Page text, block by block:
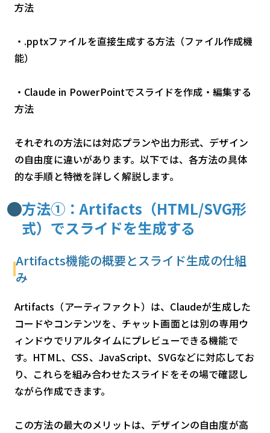
方法
・.pptxファイルを直接生成する方法（ファイル作成機
能）
・Claude in PowerPointでスライドを作成・編集する
方法
それぞれの方法には対応プランや出力形式、デザイン
の自由度に違いがあります。以下では、各方法の具体
的な手順と特徴を詳しく解説します。
方法①：Artifacts（HTML/SVG形
式）でスライドを生成する
Artifacts機能の概要とスライド生成の仕組
み
Artifacts（アーティファクト）は、Claudeが生成した
コードやコンテンツを、チャット画面とは別の専用ウ
ィンドウでリアルタイムにプレビューできる機能で
す。HTML、CSS、JavaScript、SVGなどに対応してお
り、これらを組み合わせたスライドをその場で確認し
ながら作成できます。
この方法の最大のメリットは、デザインの自由度が高